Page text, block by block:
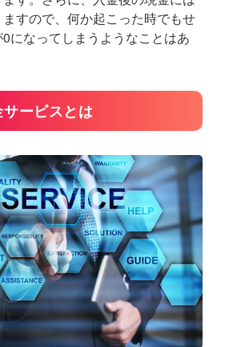
すので、何か起こった時でもせ
になってしまうようなことはあ
ービスとは